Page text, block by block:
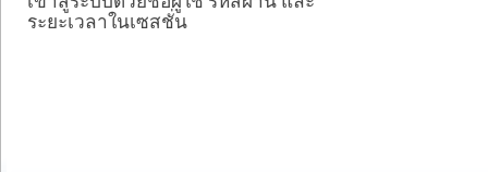
ระยะเวลาในเซสชั่น